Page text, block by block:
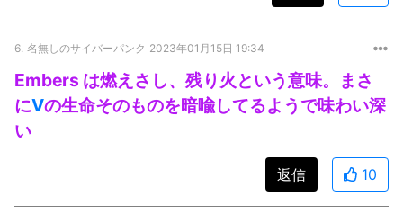
6. 名無しのサイバーパンク 2023年01月15日 19:34
Embers は燃えさし、残り火という意味。まさ
にVの生命そのものを暗喩してるようで味わい深
い
返信 10